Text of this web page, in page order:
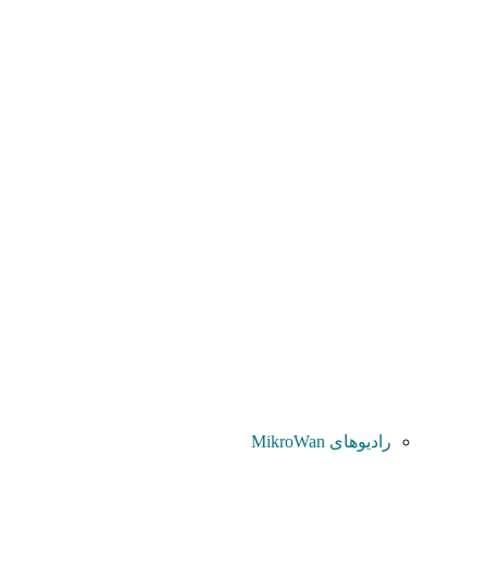
رادیوهای MikroWan